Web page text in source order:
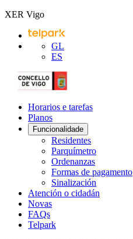
XER Vigo
GL
ES
Horarios e tarefas
Planos
Funcionalidade
Residentes
Parquímetro
Ordenanzas
Formas de pagamento
Sinalización
Atención o cidadán
Novas
FAQs
Telpark